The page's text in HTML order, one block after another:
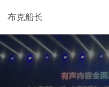
布克船长